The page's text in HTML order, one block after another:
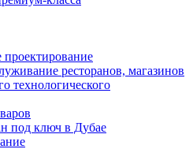
проектирование
ресторанов, магазинов
технологического
под ключ в Дубае